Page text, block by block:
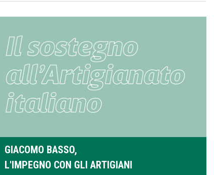
GIACOMO BASSO,
L'IMPEGNO CON GLI ARTIGIANI